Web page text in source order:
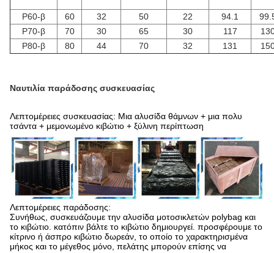
P60-β 60 32 50 22 94.1
P70-β
70 30 65 30 117
P80-β
80 44 70 32 131
Ναυτιλία παράδοσης συσκευασίας
Λεπτομέρειες συσκευασίας: Μια αλυσίδα θάμνων + μια πολυ
τσάντα + μεμονωμένο κιβώτιο + ξύλινη περίπτωση
Λεπτομέρειες παράδοσης:
Συνήθως, συσκευάζουμε την αλυσίδα μοτοσικλετών polybag και
το κιβώτιο. κατόπιν βάλτε το κιβώτιο δημιουργεί. προσφέρουμε το
κίτρινο ή άσπρο κιβώτιο δωρεάν, το οποίο το χαρακτηρισμένα
μήκος και το μέγεθος μόνο, πελάτης μπορούν επίσης να